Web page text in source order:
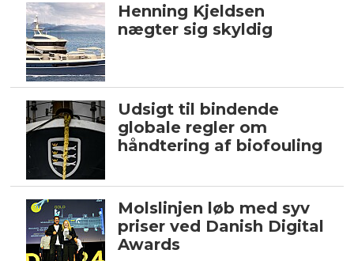
Henning Kjeldsen
nægter sig skyldig
Udsigt til bindende
globale regler om
håndtering af biofouling
Molslinjen løb med syv
priser ved Danish Digital
Awards